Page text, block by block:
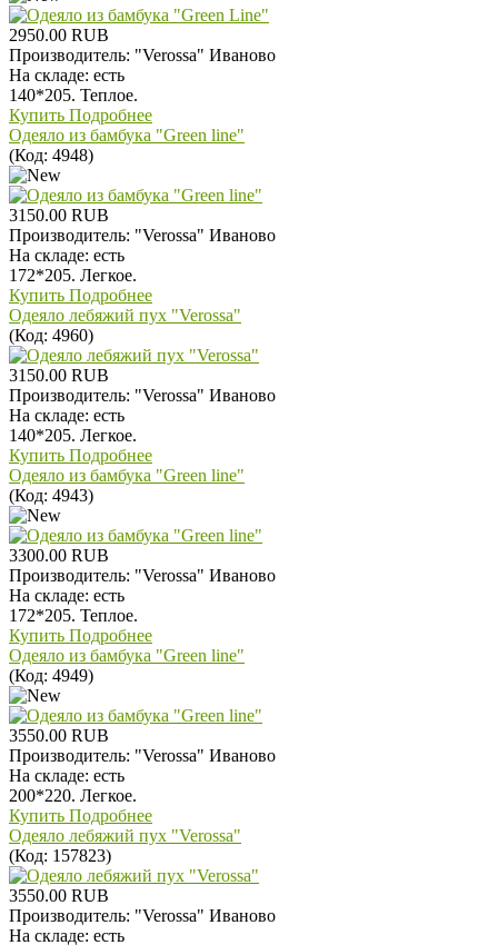
2950.00 RUB
Производитель: "Verossa" Иваново
На складе: есть
140*205. Теплое.
Купить Подробнее
Одеяло из бамбука "Green linе"
(Код: 4948)
3150.00 RUB
Производитель: "Verossa" Иваново
На складе: есть
172*205. Легкое.
Купить Подробнее
Одеяло лебяжий пух "Verossa"
(Код: 4960)
3150.00 RUB
Производитель: "Verossa" Иваново
На складе: есть
140*205. Легкое.
Купить Подробнее
Одеяло из бамбука "Green linе"
(Код: 4943)
3300.00 RUB
Производитель: "Verossa" Иваново
На складе: есть
172*205. Теплое.
Купить Подробнее
Одеяло из бамбука "Green linе"
(Код: 4949)
3550.00 RUB
Производитель: "Verossa" Иваново
На складе: есть
200*220. Легкое.
Купить Подробнее
Одеяло лебяжий пух "Verossa"
(Код: 157823)
3550.00 RUB
Производитель: "Verossa" Иваново
На складе: есть